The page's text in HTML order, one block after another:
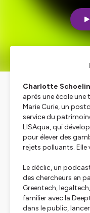
Charlotte
après une école une
Marie Curie, un
service du
LISAqua, qui
pour élever des
rejets polluants. Elle
Le déclic, un
des chercheurs en
Greentech,
familier avec la
dans le public,